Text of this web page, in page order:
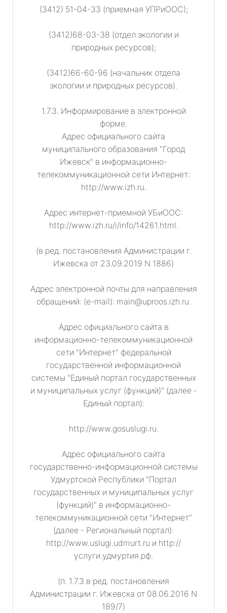
(3412) 51-04-33 (приемная УПРиООС);
(3412)68-03-38 (отдел экологии и
природных ресурсов);
(3412)66-60-96 (начальник отдела
экологии и природных ресурсов).
1.7.3. Информирование в электронной
форме.
Адрес официального сайта
муниципального образования "Город
Ижевск" в информационно-
телекоммуникационной сети Интернет:
http://www.izh.ru.
Адрес интернет-приемной УБиООС:
http://www.izh.ru/i/info/14261.html.
(в ред. постановления Администрации г.
Ижевска от 23.09.2019 N 1886)
Адрес электронной почты для направления
обращений: (e-mail): main@uproos.izh.ru.
Адрес официального сайта в
информационно-телекоммуникационной
сети "Интернет" федеральной
государственной информационной
системы "Единый портал государственных
и муниципальных услуг (функций)" (далее -
Единый портал):
http://www.gosuslugi.ru.
Адрес официального сайта
государственно-информационной системы
Удмуртской Республики "Портал
государственных и муниципальных услуг
(функций)" в информационно-
телекоммуникационной сети "Интернет"
(далее - Региональный портал):
http://www.uslugi.udmurt.ru и http://
услуги.удмуртия.рф.
(п. 1.7.3 в ред. постановления
Администрации г. Ижевска от 08.06.2016 N
189/7)